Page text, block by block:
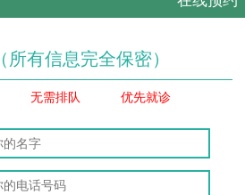
（所有信息完全保密）
无需排队 优先就诊